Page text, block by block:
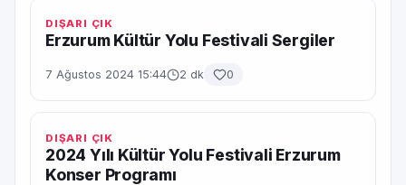
DIŞARI ÇIK
Erzurum Kültür Yolu Festivali Sergiler
7 Ağustos 2024 15:44 2 dk 0
DIŞARI ÇIK
2024 Yılı Kültür Yolu Festivali Erzurum
Konser Programı